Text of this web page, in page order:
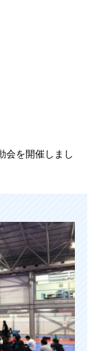
会を開催しまし